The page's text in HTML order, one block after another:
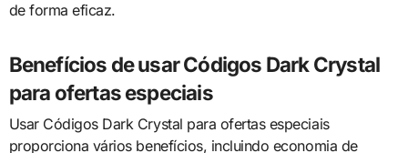
de forma eficaz.
Benefícios de usar Códigos Dark Crystal
para ofertas especiais
Usar Códigos Dark Crystal para ofertas especiais
proporciona vários benefícios, incluindo economia de